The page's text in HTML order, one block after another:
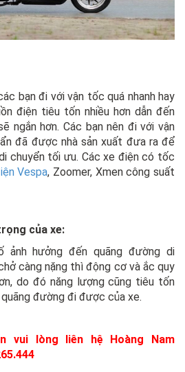
bạn đi với vận tốc quá nhanh hay
điện tiêu tốn nhiều hơn dẫn đến
ngắn hơn. Các bạn nên đi với vận
đã được nhà sản xuất đưa ra để
chuyển tối ưu. Các xe điện có tốc
Vespa, Zoomer, Xmen công suất
của xe:
ảnh hưởng đến quãng đường di
càng nặng thì động cơ và ắc quy
do đó năng lượng cũng tiêu tốn
đường đi được của xe.
vui lòng liên hệ Hoàng Nam